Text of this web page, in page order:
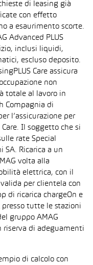
di leasing già
con effetto
a esaurimento scorte.
Advanced PLUS
inclusi liquidi,
escluso deposito.
Care assicura
non
totale al lavoro in
Compagnia di
l’assicurazione per
Il soggetto che si
rate Special
SA. Ricarica a un
volta alla
elettrica, con il
per clientela con
di ricarica chargeOn e
tutte le stazioni
gruppo AMAG
riserva di adeguamenti
di calcolo con